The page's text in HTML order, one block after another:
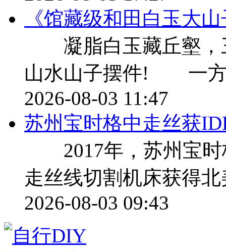
《馆藏级和田白玉大
凝脂白玉藏丘壑，
山水山子摆件! 一方
2026-08-03 11:47
苏州宝时格中走丝获
2017年，苏州宝时
走丝线切割机床获得
2026-08-03 09:43